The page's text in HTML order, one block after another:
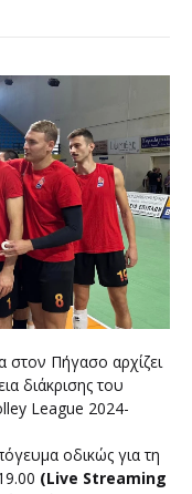
στον Πήγασο αρχίζει
διάκρισης του
League 2024-
οδικώς για τη
(Live Streaming